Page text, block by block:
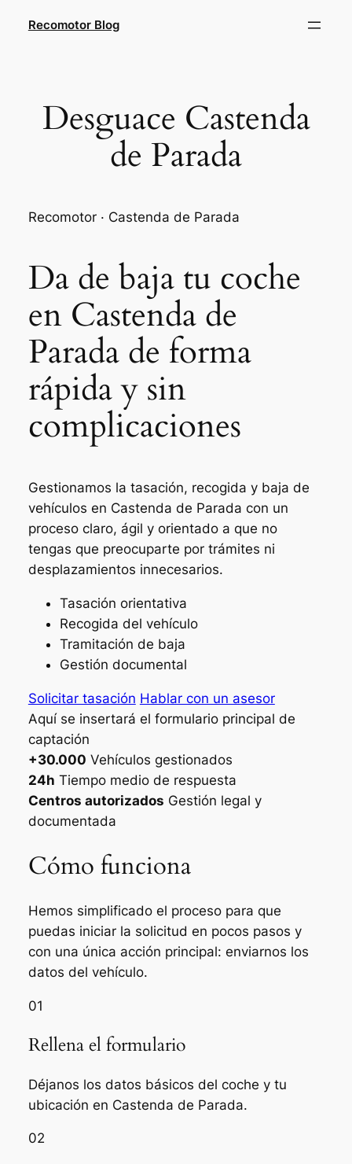
Recomotor Blog
Desguace Castenda
de Parada
Recomotor · Castenda de Parada
Da de baja tu coche
en Castenda de
Parada de forma
rápida y sin
complicaciones
Gestionamos la tasación, recogida y baja de
vehículos en Castenda de Parada con un
proceso claro, ágil y orientado a que no
tengas que preocuparte por trámites ni
desplazamientos innecesarios.
Tasación orientativa
Recogida del vehículo
Tramitación de baja
Gestión documental
Solicitar tasación Hablar con un asesor
Aquí se insertará el formulario principal de
captación
+30.000 Vehículos gestionados
24h Tiempo medio de respuesta
Centros autorizados Gestión legal y
documentada
Cómo funciona
Hemos simplificado el proceso para que
puedas iniciar la solicitud en pocos pasos y
con una única acción principal: enviarnos los
datos del vehículo.
01
Rellena el formulario
Déjanos los datos básicos del coche y tu
ubicación en Castenda de Parada.
02